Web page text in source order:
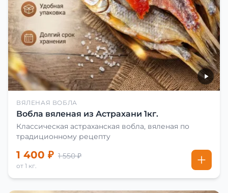
ВЯЛЕНАЯ ВОБЛА
Вобла вяленая из Астрахани 1кг.
Классическая астраханская вобла, вяленая по
традиционному рецепту
1 400 ₽ 1 550 ₽
от 1 кг.